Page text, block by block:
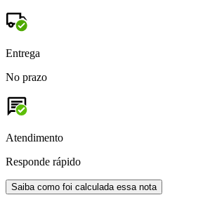
Entrega
No prazo
Atendimento
Responde rápido
Saiba como foi calculada essa nota